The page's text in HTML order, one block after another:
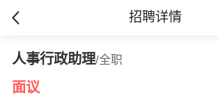
招聘详情
人事行政助理/全职
面议